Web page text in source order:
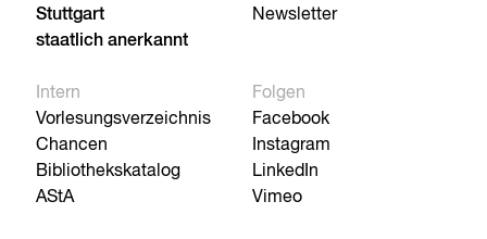
Stuttgart
staatlich anerkannt
Newsletter
Intern
Vorlesungsverzeichnis
Chancen
Bibliothekskatalog
AStA
Folgen
Facebook
Instagram
LinkedIn
Vimeo